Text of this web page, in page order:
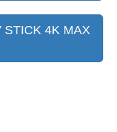
STICK 4K MAX